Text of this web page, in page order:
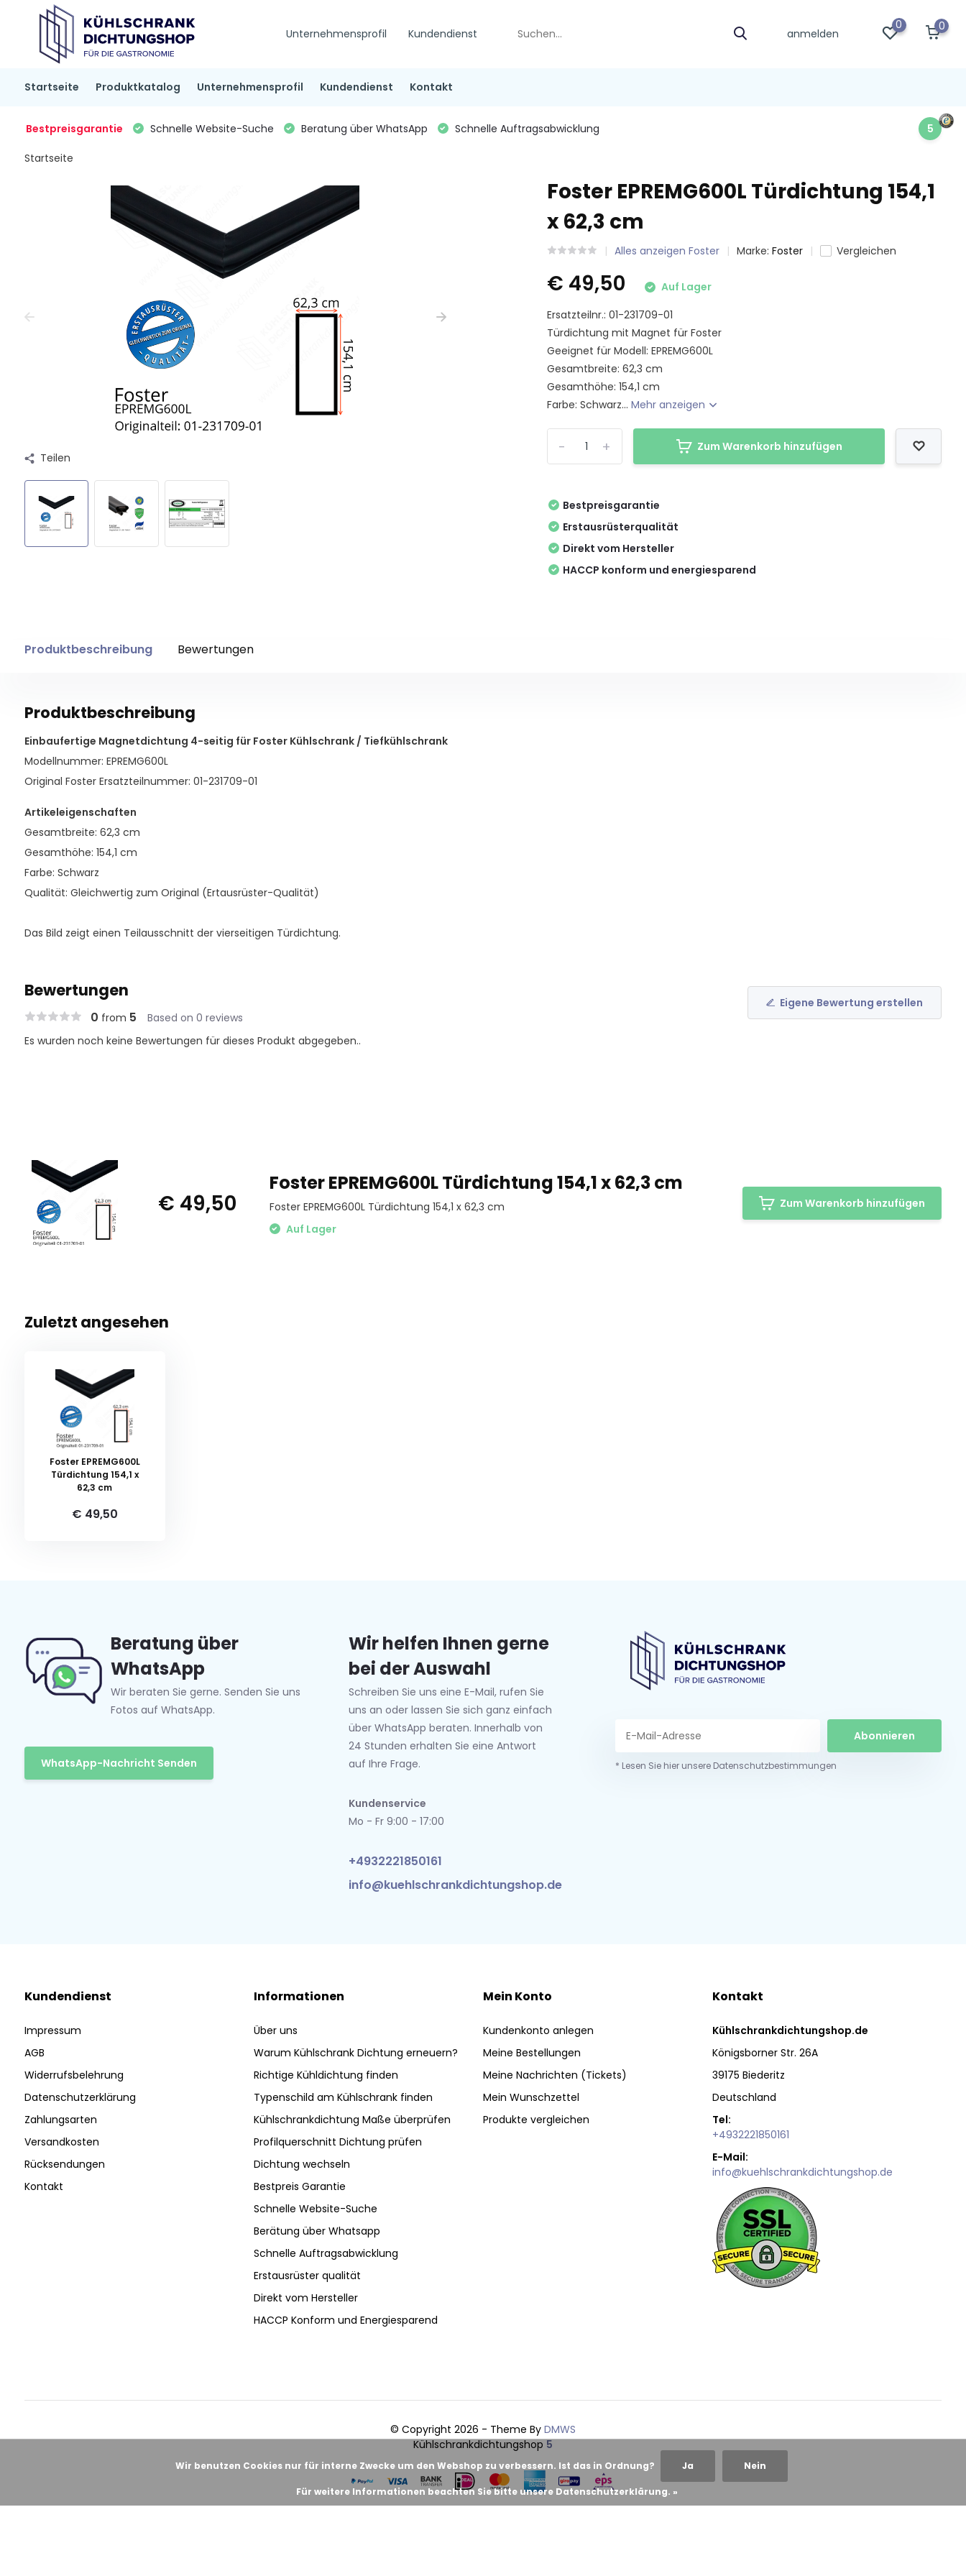
Unternehmensprofil Kundendienst anmelden
0 0
Startseite Produktkatalog Unternehmensprofil Kundendienst Kontakt
Bestpreisgarantie Schnelle Website-Suche Beratung über WhatsApp Schnelle Auftragsabwicklung 5
Startseite
Teilen
Foster EPREMG600L Türdichtung 154,1
x 62,3 cm
Alles anzeigen Foster Marke:Foster Vergleichen
€ 49,50
Auf Lager
Ersatzteilnr.: 01-231709-01
Türdichtung mit Magnet für Foster
Geeignet für Modell: EPREMG600L
Gesamtbreite: 62,3 cm
Gesamthöhe: 154,1 cm
Farbe: Schwarz...Mehr anzeigen
+
- Zum Warenkorb hinzufügen
Bestpreisgarantie
Erstausrüsterqualität
Direkt vom Hersteller
HACCP konform und energiesparend
Produktbeschreibung Bewertungen
Produktbeschreibung
Einbaufertige Magnetdichtung 4-seitig für Foster Kühlschrank / Tiefkühlschrank
Modellnummer: EPREMG600L
Original Foster Ersatzteilnummer: 01-231709-01
Artikeleigenschaften
Gesamtbreite: 62,3 cm
Gesamthöhe: 154,1 cm
Farbe: Schwarz
Qualität: Gleichwertig zum Original (Ertausrüster-Qualität)
Das Bild zeigt einen Teilausschnitt der vierseitigen Türdichtung.
Bewertungen
0 from 5 Based on 0 reviews
Eigene Bewertung erstellen
Es wurden noch keine Bewertungen für dieses Produkt abgegeben..
€ 49,50
Foster EPREMG600L Türdichtung 154,1 x 62,3 cm
Foster EPREMG600L Türdichtung 154,1 x 62,3 cm
Auf Lager
Zum Warenkorb hinzufügen
Zuletzt angesehen
Foster EPREMG600L
Türdichtung 154,1 x
62,3 cm
€ 49,50
Beratung über
WhatsApp
Wir beraten Sie gerne. Senden Sie uns
Fotos auf WhatsApp.
WhatsApp-Nachricht Senden
Wir helfen Ihnen gerne
bei der Auswahl
Schreiben Sie uns eine E-Mail, rufen Sie
uns an oder lassen Sie sich ganz einfach
über WhatsApp beraten. Innerhalb von
24 Stunden erhalten Sie eine Antwort
auf Ihre Frage.
Kundenservice
Mo - Fr 9:00 - 17:00
+4932221850161
info@kuehlschrankdichtungshop.de
Abonnieren
* Lesen Sie hier unsere Datenschutzbestimmungen
Kundendienst
Impressum
AGB
Widerrufsbelehrung
Datenschutzerklärung
Zahlungsarten
Versandkosten
Rücksendungen
Kontakt
Informationen
Über uns
Warum Kühlschrank Dichtung erneuern?
Richtige Kühldichtung finden
Typenschild am Kühlschrank finden
Kühlschrankdichtung Maße überprüfen
Profilquerschnitt Dichtung prüfen
Dichtung wechseln
Bestpreis Garantie
Schnelle Website-Suche
Berätung über Whatsapp
Schnelle Auftragsabwicklung
Erstausrüster qualität
Direkt vom Hersteller
HACCP Konform und Energiesparend
Mein Konto
Kundenkonto anlegen
Meine Bestellungen
Meine Nachrichten (Tickets)
Mein Wunschzettel
Produkte vergleichen
Kontakt
Kühlschrankdichtungshop.de
Königsborner Str. 26A
39175 Biederitz
Deutschland
Tel:
+4932221850161
E-Mail:
info@kuehlschrankdichtungshop.de
© Copyright 2026 - Theme By DMWS
Kühlschrankdichtungshop 5
Wir benutzen Cookies nur für interne Zwecke um den Webshop zu verbessern. Ist das in Ordnung? Ja Nein
Für weitere Informationen beachten Sie bitte unsere Datenschutzerklärung. »